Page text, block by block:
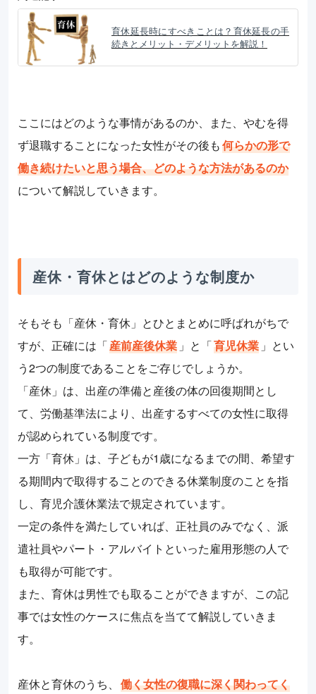
育休延長時にすべきことは？育休延長の手
続きとメリット・デメリットを解説！
ここにはどのような事情があるのか、また、やむを得
ず退職することになった女性がその後も何らかの形で
働き続けたいと思う場合、どのような方法があるのか
について解説していきます。
産休・育休とはどのような制度か
そもそも「産休・育休」とひとまとめに呼ばれがちで
すが、正確には「産前産後休業 」と「育児休業 」とい
う2つの制度であることをご存じでしょうか。
「産休」は、出産の準備と産後の体の回復期間とし
て、労働基準法により、出産するすべての女性に取得
が認められている制度です。
一方「育休」は、子どもが1歳になるまでの間、希望す
る期間内で取得することのできる休業制度のことを指
し、育児介護休業法で規定されています。
一定の条件を満たしていれば、正社員のみでなく、派
遣社員やパート・アルバイトといった雇用形態の人で
も取得が可能です。
また、育休は男性でも取ることができますが、この記
事では女性のケースに焦点を当てて解説していきま
す。
産休と育休のうち、 働く女性の復職に深く関わってく